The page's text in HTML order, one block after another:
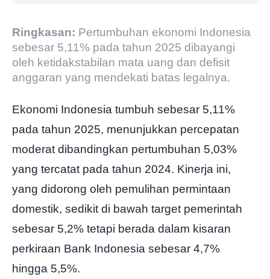
Ringkasan: Pertumbuhan ekonomi Indonesia
sebesar 5,11% pada tahun 2025 dibayangi
oleh ketidakstabilan mata uang dan defisit
anggaran yang mendekati batas legalnya.
Ekonomi Indonesia tumbuh sebesar 5,11%
pada tahun 2025, menunjukkan percepatan
moderat dibandingkan pertumbuhan 5,03%
yang tercatat pada tahun 2024. Kinerja ini,
yang didorong oleh pemulihan permintaan
domestik, sedikit di bawah target pemerintah
sebesar 5,2% tetapi berada dalam kisaran
perkiraan Bank Indonesia sebesar 4,7%
hingga 5,5%.